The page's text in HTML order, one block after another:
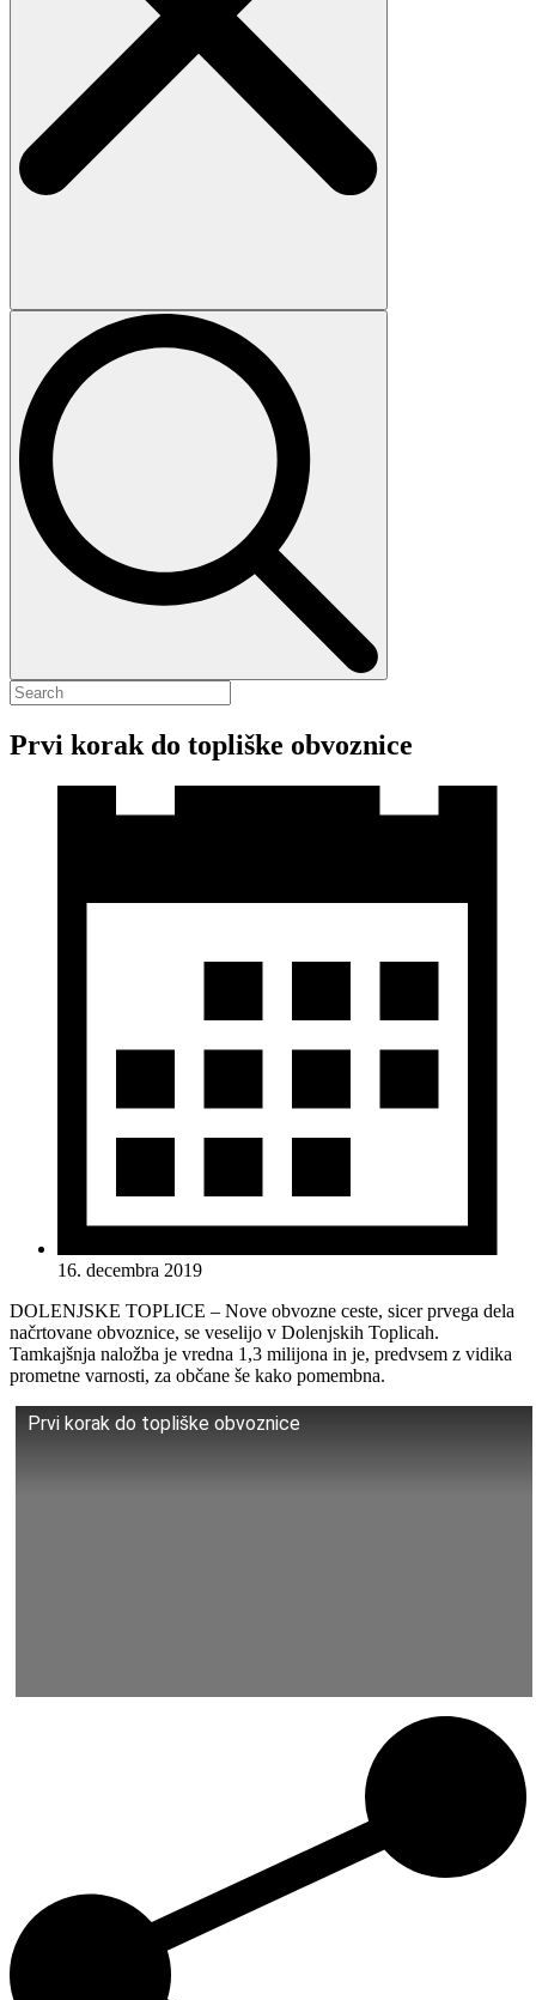
Prvi korak do topliške obvoznice
16. decembra 2019
DOLENJSKE TOPLICE – Nove obvozne ceste, sicer prvega dela
načrtovane obvoznice, se veselijo v Dolenjskih Toplicah.
Tamkajšnja naložba je vredna 1,3 milijona in je, predvsem z vidika
prometne varnosti, za občane še kako pomembna.
Prvi korak do topliške obvoznice